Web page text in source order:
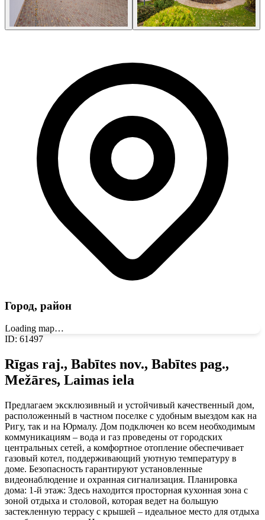
Город, район
Loading map…
ID: 61497
Rīgas raj., Babītes nov., Babītes pag.,
Mežāres, Laimas iela
Предлагаем эксклюзивный и устойчивый качественный дом,
расположенный в частном поселке с удобным выездом как на
Ригу, так и на Юрмалу. Дом подключен ко всем необходимым
коммуникациям – вода и газ проведены от городских
центральных сетей, а комфортное отопление обеспечивает
газовый котел, поддерживающий уютную температуру в
доме. Безопасность гарантируют установленные
видеонаблюдение и охранная сигнализация. Планировка
дома: 1-й этаж: Здесь находится просторная кухонная зона с
зоной отдыха и столовой, которая ведет на большую
застекленную террасу с крышей – идеальное место для отдыха